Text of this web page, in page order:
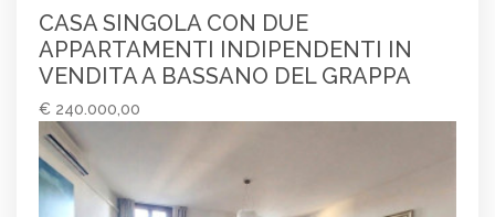
CASA SINGOLA CON DUE
APPARTAMENTI INDIPENDENTI IN
VENDITA A BASSANO DEL GRAPPA
€ 240.000,00